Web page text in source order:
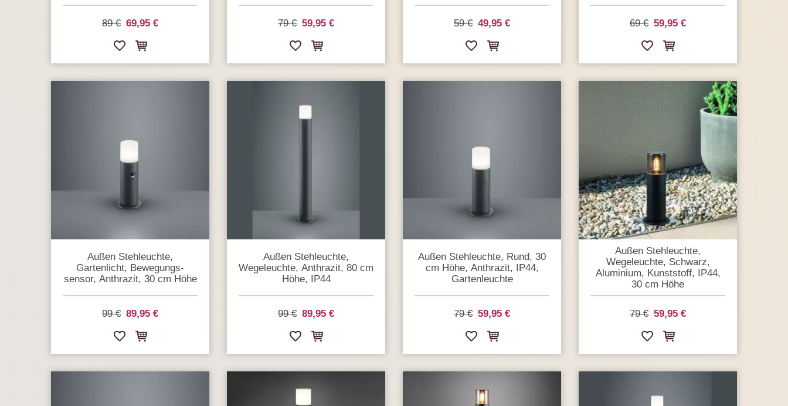
89 € 69,95 € 79 € 59,95 € 59 € 49,95 € 69 € 59,95 €
Außen Stehleuchte,
Gartenlicht, Bewegungs­
sensor, Anthrazit, 30 cm Höhe
99 € 89,95 €
Außen Stehleuchte,
Wegeleuchte, Anthrazit, 80 cm
Höhe, IP44
99 € 89,95 €
Außen Stehleuchte, Rund, 30
cm Höhe, Anthrazit, IP44,
Gartenleuchte
79 € 59,95 €
Außen Stehleuchte,
Wegeleuchte, Schwarz,
Aluminium, Kunststoff, IP44,
30 cm Höhe
79 € 59,95 €